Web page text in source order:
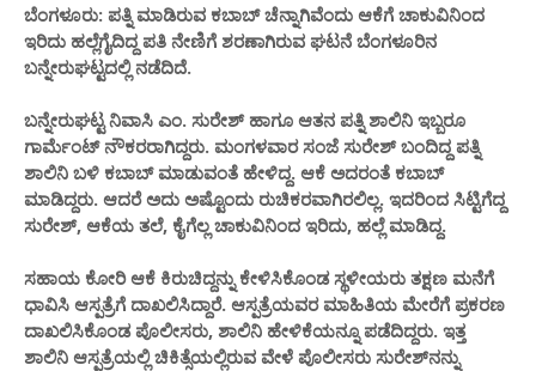
ಬೆಂಗಳೂರು: ಪತ್ನಿ ಮಾಡಿರುವ ಕಬಾಬ್ ಚೆನ್ನಾಗಿವೆಂದು ಆಕೆಗೆ ಚಾಕುವಿನಿಂದ
ಇರಿದು ಹಲ್ಲೆಗೈದಿದ್ದ ಪತಿ ನೇಣಿಗೆ ಶರಣಾಗಿರುವ ಘಟನೆ ಬೆಂಗಳೂರಿನ
ಬನ್ನೇರುಘಟ್ಟದಲ್ಲಿ ನಡೆದಿದೆ.
ಬನ್ನೇರುಘಟ್ಟ ನಿವಾಸಿ ಎಂ. ಸುರೇಶ್ ಹಾಗೂ ಆತನ ಪತ್ನಿ ಶಾಲಿನಿ ಇಬ್ಬರೂ
ಗಾರ್ಮೆಂಟ್ ನೌಕರರಾಗಿದ್ದರು. ಮಂಗಳವಾರ ಸಂಜೆ ಸುರೇಶ್ ಬಂದಿದ್ದ ಪತ್ನಿ
ಶಾಲಿನಿ ಬಳಿ ಕಬಾಬ್ ಮಾಡುವಂತೆ ಹೇಳಿದ್ದ. ಆಕೆ ಅದರಂತೆ ಕಬಾಬ್
ಮಾಡಿದ್ದರು. ಆದರೆ ಅದು ಅಷ್ಟೊಂದು ರುಚಿಕರವಾಗಿರಲಿಲ್ಲ. ಇದರಿಂದ ಸಿಟ್ಟಿಗೆದ್ದ
ಸುರೇಶ್, ಆಕೆಯ ತಲೆ, ಕೈಗೆಲ್ಲ ಚಾಕುವಿನಿಂದ ಇರಿದು, ಹಲ್ಲೆ ಮಾಡಿದ್ದ.
ಸಹಾಯ ಕೋರಿ ಆಕೆ ಕಿರುಚಿದ್ದನ್ನು ಕೇಳಿಸಿಕೊಂಡ ಸ್ಥಳೀಯರು ತಕ್ಷಣ ಮನೆಗೆ
ಧಾವಿಸಿ ಆಸ್ಪತ್ರೆಗೆ ದಾಖಲಿಸಿದ್ದಾರೆ. ಆಸ್ಪತ್ರೆಯವರ ಮಾಹಿತಿಯ ಮೇರೆಗೆ ಪ್ರಕರಣ
ದಾಖಲಿಸಿಕೊಂಡ ಪೊಲೀಸರು, ಶಾಲಿನಿ ಹೇಳಿಕೆಯನ್ನೂ ಪಡೆದಿದ್ದರು. ಇತ್ತ
ಶಾಲಿನಿ ಆಸ್ಪತ್ರೆಯಲ್ಲಿ ಚಿಕಿತ್ಸೆಯಲ್ಲಿರುವ ವೇಳೆ ಪೊಲೀಸರು ಸುರೇಶ್‌ನನ್ನು